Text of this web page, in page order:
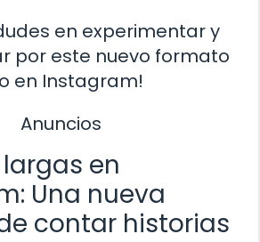
en experimentar y
por este nuevo formato
en Instagram!
Anuncios
en
Una nueva
contar historias